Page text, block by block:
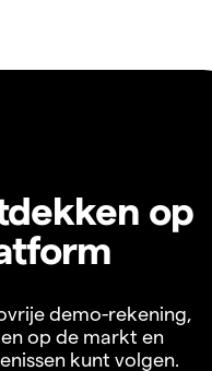
op
demo-rekening,
op de markt en
kunt volgen.